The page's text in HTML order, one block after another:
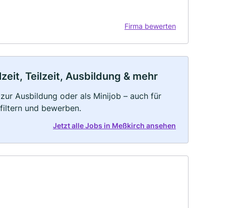
Firma bewerten
Teilzeit, Ausbildung & mehr
Ausbildung oder als Minijob – auch für
und bewerben.
Jetzt alle Jobs in Meßkirch ansehen